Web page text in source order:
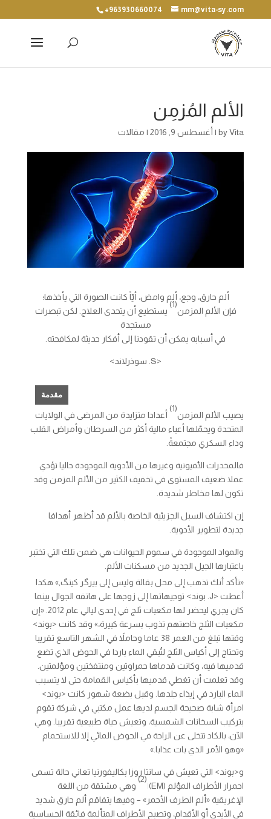
+963930660074 mm@vita-sy.com
الألم المُزمِن
byVita
| أغسطس 9, 2016 | مقالات
ألم حارق، وجع، ألم وامض، أيّاً كانت الصورة التي يأخذها؛
فإن الألم المزمن
(1)
يستطيع أن يتحدى العلاج. لكن تبصرات
مستجدة
في أسبابه يمكن أن تقودنا إلى أفكار حديثة لمكافحته.
<S. سوذرلاند>
مقدمة
يصيب الألم المزمن
(1)
أعدادا متزايدة من المرضى في الولايات
المتحدة ويحمّلها أعباء مالية أكثر من السرطان وأمراض القلب
وداء السكري مجتمعةً.
فالمخدرات الأفيونية وغيرها من الأدوية الموجودة حاليا تؤدي
عملا ضعيف المستوى في تخفيف الكثير من الألم المزمن وقد
تكون لها مخاطر شديدة.
إن اكتشاف السبل الجزيئية الخاصة بالألم قد أظهر أهدافا
جديدة لتطوير الأدوية.
والمواد الموجودة في سموم الحيوانات هي ضمن تلك التي تختبر
باعتبارها الجيل الجديد من مسكنات الألم.
«تأكد أنك تذهب إلى محل بقالة وليس إلى بيرگر كينگ,» هكذا
أعطت <J. بوند> توجيهاتها إلى زوجها على هاتفه الجوال بينما
كان يجري ليحضر لها مكعبات ثلج في إحدى ليالي عام 2012. «إن
مكعبات الثلج خاصتهم تذوب بسرعة كبيرة،» وقد كانت <بوند>
وقتها تبلغ من العمر 38 عاما وحاملاً في الشهر التاسع تقريبا
وتحتاج إلى أكياس الثلج لتُبقي الماء باردا في الحوض الذي تضع
قدميها فيه، وكانت قدماها حمراوتين ومنتفختين ومؤلمتين.
وقد تعلمت أن تغطي قدميها بأكياس القمامة حتى لا يتسبب
الماء البارد في إيذاء جلدها. وقبل بضعة شهور كانت <بوند>
امرأة شابة صحيحة الجسم لديها عمل مكتبي في شركة تقوم
بتركيب السخانات الشمسية، وتعيش حياة طبيعية تقريبا. وهي
الآن، بالكاد تتخلى عن الراحة في الحوض المائي إلا للاستحمام
«وهو الأمر الذي بات عذابا.»
و<بوند> التي تعيش في سانتا روزا بكاليفورنيا تعاني حالة تسمى
احمرار الأطراف المؤلم (EM)
ا
(2)
وهي مشتقة من اللغة
الإغريقية «ألم الطرف الأحمر» – وفيها يتفاقم ألم حارق شديد
في الأيدي أو الأقدام، وتصبح الأطراف المتألمة فائقة الحساسية